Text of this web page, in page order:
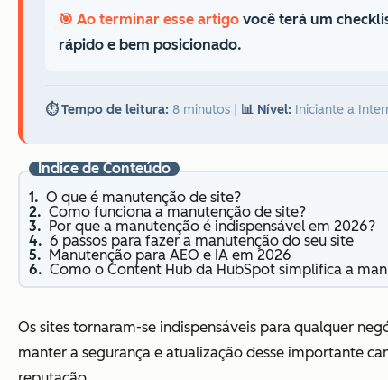
🎯 Ao terminar esse artigo você terá um
rápido e bem posicionado.
⏱️ Tempo de leitura: 8 minutos 📊 Nível: Iniciante a
Índice de Conteúdo
O que é manutenção de site?
Como funciona a manutenção de site?
Por que a manutenção é indispensável em 2026?
6 passos para fazer a manutenção do seu site
Manutenção para AEO e IA em 2026
Como o Content Hub da HubSpot simplifica a
Os sites tornaram-se indispensáveis para qualquer
manter a segurança e atualização desse importante